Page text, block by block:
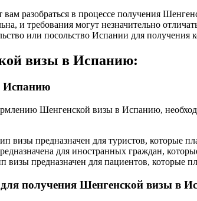
вам разобраться в процессе получения
и требования могут незначительно
или посольство Испании для получения
визы в Испанию:
Испанию
Шенгенской визы в Испанию,
визы предназначен для туристов, которые
для иностранных граждан,
визы предназначен для пациентов,
получения Шенгенской визы в